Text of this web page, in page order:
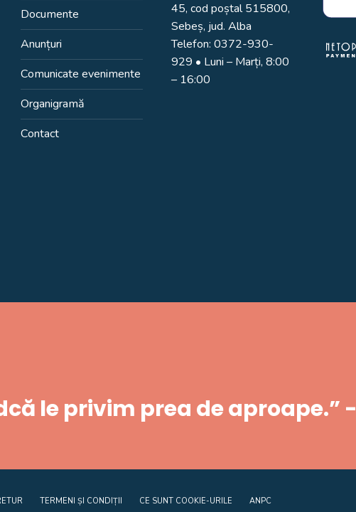
Documente
Anunțuri
Comunicate evenimente
Organigramă
Contact
45, cod poștal 515800,
Sebeș, jud. Alba
Telefon:0372-930-
929 • Luni – Marți, 8:00
– 16:00
le privim prea de aproape.” -
TERMENI ȘI CONDIȚII CE SUNT COOKIE-URILE ANPC